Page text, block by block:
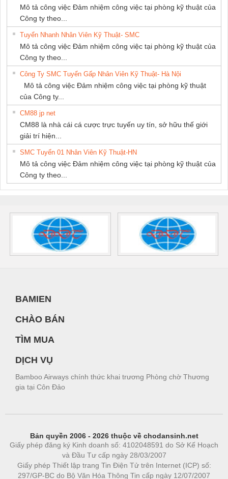
Mô tả công việc Đảm nhiệm công việc tại phòng kỹ thuật của
Công ty theo...
Tuyển Nhanh Nhân Viên Kỹ Thuật- SMC
Mô tả công việc Đảm nhiệm công việc tại phòng kỹ thuật của
Công ty theo...
Công Ty SMC Tuyển Gấp Nhân Viên Kỹ Thuật- Hà Nội
Mô tả công việc Đảm nhiệm công việc tại phòng kỹ thuật
của Công ty...
CM88 jp net
CM88 là nhà cái cá cược trực tuyến uy tín, sở hữu thế giới
giải trí hiện...
SMC Tuyển 01 Nhân Viên Kỹ Thuật-HN
Mô tả công việc Đảm nhiệm công việc tại phòng kỹ thuật của
Công ty theo...
BAMIEN
CHÀO BÁN
TÌM MUA
DỊCH VỤ
Bamboo Airways chính thức khai trương Phòng chờ Thương
gia tại Côn Đảo
Bản quyền 2006 - 2026 thuộc về chodansinh.net
Giấy phép đăng ký Kinh doanh số: 4102048591 do Sở Kế Hoạch
và Đầu Tư cấp ngày 28/03/2007
Giấy phép Thiết lập trang Tin Điện Tử trên Internet (ICP) số:
297/GP-BC do Bộ Văn Hóa Thông Tin cấp ngày 12/07/2007